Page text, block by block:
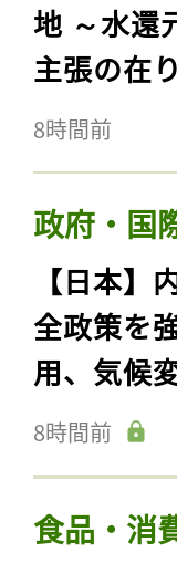
地 ～水還
主張の在
8時間前
政府・国
【日本】
全政策を
用、気候
8時間前
食品・消